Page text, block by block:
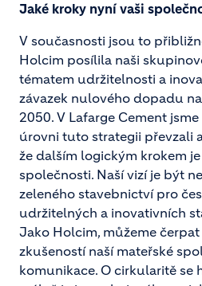
Jaké kroky nyní vaši
V současnosti jsou to
Holcim posílila naši
tématem udržitelnosti a
závazek nulového dopadu
2050. V Lafarge Cement
úrovni tuto strategii převzali
že dalším logickým krokem
společnosti. Naší vizí je být
zeleného stavebnictví pro
udržitelných a inovativních
Jako Holcim, můžeme
zkušeností naší mateřské
komunikace. O cirkularitě se